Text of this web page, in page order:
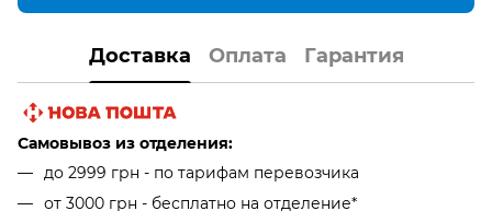
Доставка Оплата Гарантия
Самовывоз из отделения:
до 2999 грн - по тарифам перевозчика
от 3000 грн - бесплатно на отделение*